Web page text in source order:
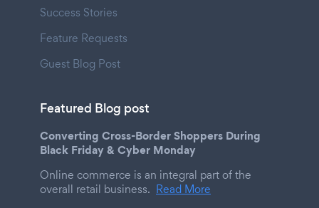
Success Stories
Feature Requests
Guest Blog Post
Featured Blog post
Converting Cross-Border Shoppers During
Black Friday & Cyber Monday
Online commerce is an integral part of the
overall retail business. Read More